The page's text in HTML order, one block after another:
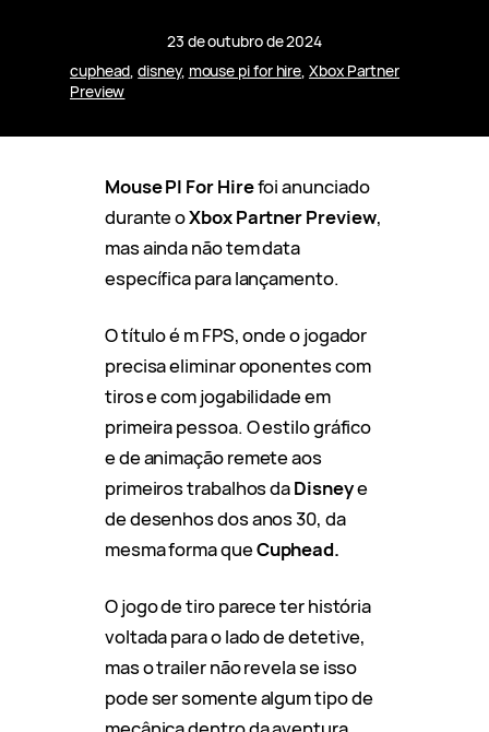
23 de outubro de 2024
cuphead, disney, mouse pi for hire, Xbox Partner
Preview
Mouse PI For Hirefoi anunciado
durante oXbox Partner Preview,
mas ainda não tem data
específica para lançamento.
O título é m FPS, onde o jogador
precisa eliminar oponentes com
tiros e com jogabilidade em
primeira pessoa. O estilo gráfico
e de animação remete aos
primeiros trabalhos daDisneye
de desenhos dos anos 30, da
mesma forma queCuphead.
O jogo de tiro parece ter história
voltada para o lado de detetive,
mas o trailer não revela se isso
pode ser somente algum tipo de